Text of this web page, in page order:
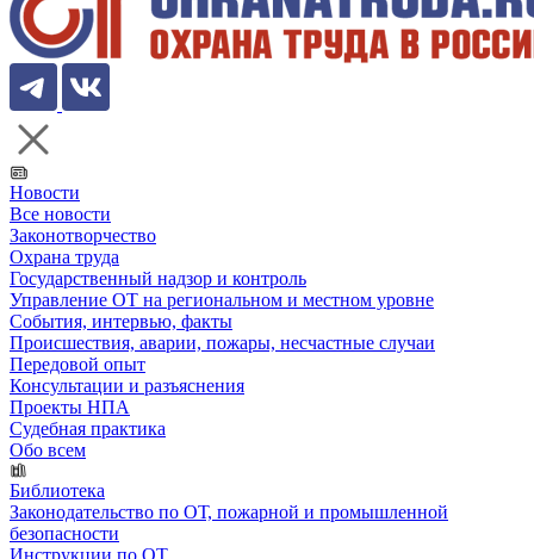
Новости
Все новости
Законотворчество
Охрана труда
Государственный надзор и контроль
Управление ОТ на региональном и местном уровне
События, интервью, факты
Происшествия, аварии, пожары, несчастные случаи
Передовой опыт
Консультации и разъяснения
Проекты НПА
Судебная практика
Обо всем
Библиотека
Законодательство по ОТ, пожарной и промышленной
безопасности
Инструкции по ОТ